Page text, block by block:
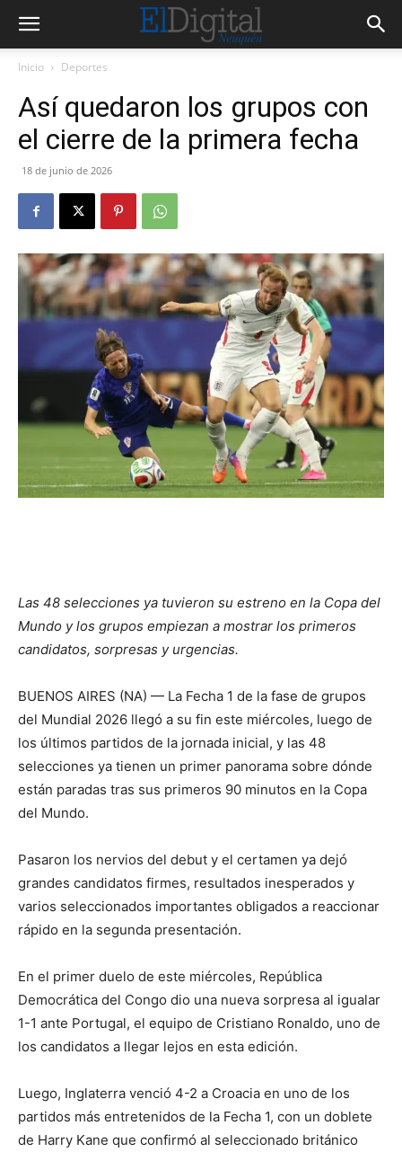
Inicio Deportes
Así quedaron los grupos con
el cierre de la primera fecha
18 de junio de 2026
Las 48 selecciones ya tuvieron su estreno en la Copa del
Mundo y los grupos empiezan a mostrar los primeros
candidatos, sorpresas y urgencias.
BUENOS AIRES (NA) — La Fecha 1 de la fase de grupos
del Mundial 2026 llegó a su fin este miércoles, luego de
los últimos partidos de la jornada inicial, y las 48
selecciones ya tienen un primer panorama sobre dónde
están paradas tras sus primeros 90 minutos en la Copa
del Mundo.
Pasaron los nervios del debut y el certamen ya dejó
grandes candidatos firmes, resultados inesperados y
varios seleccionados importantes obligados a reaccionar
rápido en la segunda presentación.
En el primer duelo de este miércoles, República
Democrática del Congo dio una nueva sorpresa al igualar
1-1 ante Portugal, el equipo de Cristiano Ronaldo, uno de
los candidatos a llegar lejos en esta edición.
Luego, Inglaterra venció 4-2 a Croacia en uno de los
partidos más entretenidos de la Fecha 1, con un doblete
de Harry Kane que confirmó al seleccionado británico